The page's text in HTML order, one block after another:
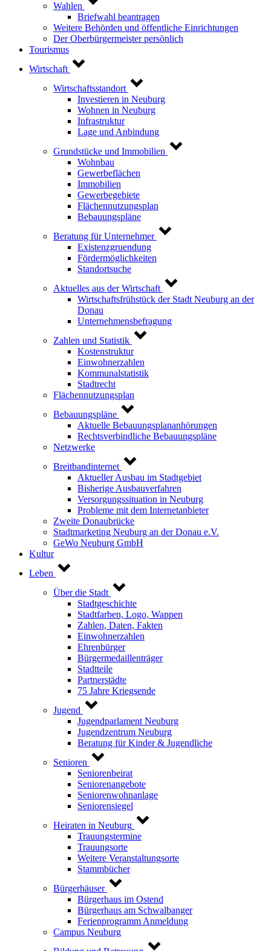
Wahlen
Briefwahl beantragen
Weitere Behörden und öffentliche Einrichtungen
Der Oberbürgermeister persönlich
Tourismus
Wirtschaft
Wirtschaftsstandort
Investieren in Neuburg
Wohnen in Neuburg
Infrastruktur
Lage und Anbindung
Grundstücke und Immobilien
Wohnbau
Gewerbeflächen
Immobilien
Gewerbegebiete
Flächennutzungsplan
Bebauungspläne
Beratung für Unternehmer
Existenzgruendung
Fördermöglichkeiten
Standortsuche
Aktuelles aus der Wirtschaft
Wirtschaftsfrühstück der Stadt Neuburg an der
Donau
Unternehmensbefragung
Zahlen und Statistik
Kostenstruktur
Einwohnerzahlen
Kommunalstatistik
Stadtrecht
Flächennutzungsplan
Bebauungspläne
Aktuelle Bebauungsplananhörungen
Rechtsverbindliche Bebauungspläne
Netzwerke
Breitbandinternet
Aktueller Ausbau im Stadtgebiet
Bisherige Ausbauverfahren
Versorgungssituation in Neuburg
Probleme mit dem Internetanbieter
Zweite Donaubrücke
Stadtmarketing Neuburg an der Donau e.V.
GeWo Neuburg GmbH
Kultur
Leben
Über die Stadt
Stadtgeschichte
Stadtfarben, Logo, Wappen
Zahlen, Daten, Fakten
Einwohnerzahlen
Ehrenbürger
Bürgermedaillenträger
Stadtteile
Partnerstädte
75 Jahre Kriegsende
Jugend
Jugendparlament Neuburg
Jugendzentrum Neuburg
Beratung für Kinder & Jugendliche
Senioren
Seniorenbeirat
Seniorenangebote
Seniorenwohnanlage
Seniorensiegel
Heiraten in Neuburg
Trauungstermine
Trauungsorte
Weitere Veranstaltungsorte
Stammbücher
Bürgerhäuser
Bürgerhaus im Ostend
Bürgerhaus am Schwalbanger
Ferienprogramm Anmeldung
Campus Neuburg